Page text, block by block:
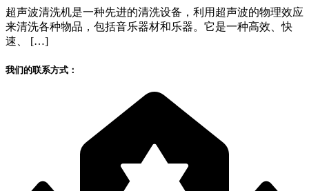
超声波清洗机是一种先进的清洗设备，利用超声波的物理效应
来清洗各种物品，包括音乐器材和乐器。它是一种高效、快
速、 […]
我们的联系方式：